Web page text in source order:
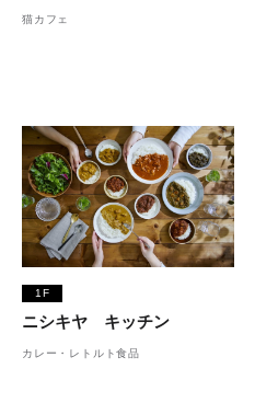
猫カフェ
1F
ニシキヤ キッチン
カレー・レトルト食品